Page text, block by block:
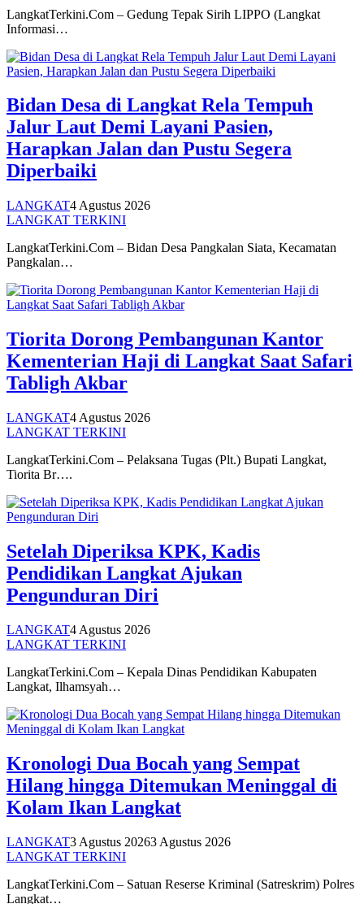
LangkatTerkini.Com – Gedung Tepak Sirih LIPPO (Langkat
Informasi…
Bidan Desa di Langkat Rela Tempuh
Jalur Laut Demi Layani Pasien,
Harapkan Jalan dan Pustu Segera
Diperbaiki
LANGKAT4 Agustus 2026
LANGKAT TERKINI
LangkatTerkini.Com – Bidan Desa Pangkalan Siata, Kecamatan
Pangkalan…
Tiorita Dorong Pembangunan Kantor
Kementerian Haji di Langkat Saat Safari
Tabligh Akbar
LANGKAT4 Agustus 2026
LANGKAT TERKINI
LangkatTerkini.Com – Pelaksana Tugas (Plt.) Bupati Langkat,
Tiorita Br….
Setelah Diperiksa KPK, Kadis
Pendidikan Langkat Ajukan
Pengunduran Diri
LANGKAT4 Agustus 2026
LANGKAT TERKINI
LangkatTerkini.Com – Kepala Dinas Pendidikan Kabupaten
Langkat, Ilhamsyah…
Kronologi Dua Bocah yang Sempat
Hilang hingga Ditemukan Meninggal di
Kolam Ikan Langkat
LANGKAT3 Agustus 20263 Agustus 2026
LANGKAT TERKINI
LangkatTerkini.Com – Satuan Reserse Kriminal (Satreskrim) Polres
Langkat…